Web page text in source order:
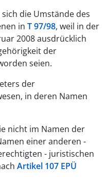
die Umstände des
in T 97/98, weil in der
2008 ausdrücklich
der
seien.
der
in deren Namen
nicht im Namen der
einer anderen -
- juristischen
Artikel 107 EPÜ